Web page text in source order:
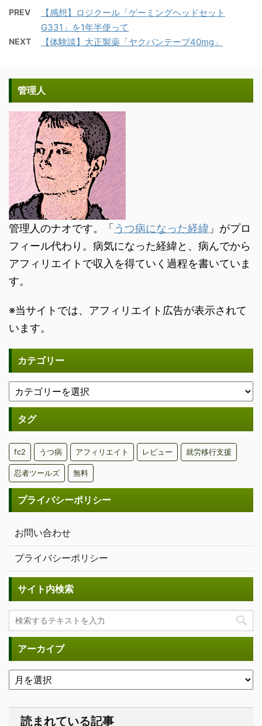
PREV
【感想】ロジクール「ゲーミングヘッドセット
G331」を1年半使って
NEXT 【体験談】大正製薬「ヤクバンテープ40mg」
管理人
管理人のナオです。「うつ病になった経緯 」がプロ
フィール代わり。病気になった経緯と、病んでから
アフィリエイトで収入を得ていく過程を書いていま
す。
※当サイトでは、アフィリエイト広告が表示されて
います。
カテゴリー
タグ
fc2 うつ病 アフィリエイト レビュー 就労移行支援
忍者ツールズ 無料
プライバシーポリシー
お問い合わせ
プライバシーポリシー
サイト内検索
アーカイブ
読まれている記事